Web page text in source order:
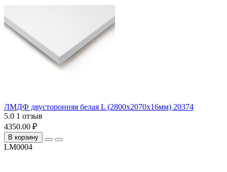
ЛМДФ двусторонняя белая L (2800х2070х16мм) 20374
5.0 1 отзыв
4350.00 ₽
В корзину
LM0004